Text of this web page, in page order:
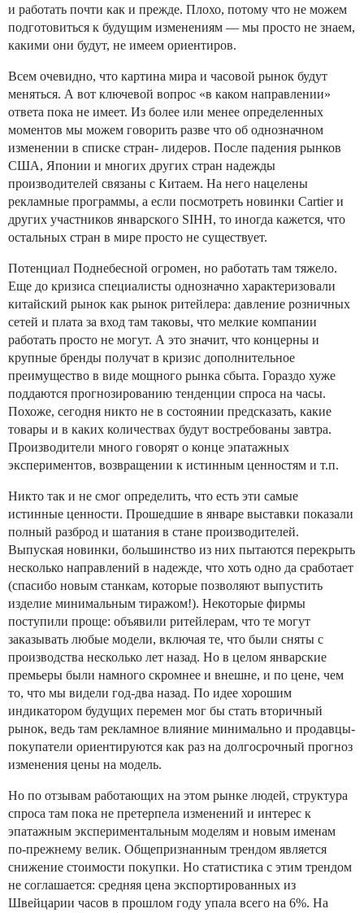
и работать почти как и прежде. Плохо, потому что не можем
подготовиться к будущим изменениям — мы просто не знаем,
какими они будут, не имеем ориентиров.
Всем очевидно, что картина мира и часовой рынок будут
меняться. А вот ключевой вопрос «в каком направлении»
ответа пока не имеет. Из более или менее определенных
моментов мы можем говорить разве что об однозначном
изменении в списке стран- лидеров. После падения рынков
США, Японии и многих других стран надежды
производителей связаны с Китаем. На него нацелены
рекламные программы, а если посмотреть новинки Cartier и
других участников январского SIHH, то иногда кажется, что
остальных стран в мире просто не существует.
Потенциал Поднебесной огромен, но работать там тяжело.
Еще до кризиса специалисты однозначно характеризовали
китайский рынок как рынок ритейлера: давление розничных
сетей и плата за вход там таковы, что мелкие компании
работать просто не могут. А это значит, что концерны и
крупные бренды получат в кризис дополнительное
преимущество в виде мощного рынка сбыта. Гораздо хуже
поддаются прогнозированию тенденции спроса на часы.
Похоже, сегодня никто не в состоянии предсказать, какие
товары и в каких количествах будут востребованы завтра.
Производители много говорят о конце эпатажных
экспериментов, возвращении к истинным ценностям и т.п.
Никто так и не смог определить, что есть эти самые
истинные ценности. Прошедшие в январе выставки показали
полный разброд и шатания в стане производителей.
Выпуская новинки, большинство из них пытаются перекрыть
несколько направлений в надежде, что хоть одно да сработает
(спасибо новым станкам, которые позволяют выпустить
изделие минимальным тиражом!). Некоторые фирмы
поступили проще: объявили ритейлерам, что те могут
заказывать любые модели, включая те, что были сняты с
производства несколько лет назад. Но в целом январские
премьеры были намного скромнее и внешне, и по цене, чем
то, что мы видели год-два назад. По идее хорошим
индикатором будущих перемен мог бы стать вторичный
рынок, ведь там рекламное влияние минимально и продавцы-
покупатели ориентируются как раз на долгосрочный прогноз
изменения цены на модель.
Но по отзывам работающих на этом рынке людей, структура
спроса там пока не претерпела изменений и интерес к
эпатажным экспериментальным моделям и новым именам
по-прежнему велик. Общепризнанным трендом является
снижение стоимости покупки. Но статистика с этим трендом
не соглашается: средняя цена экспортированных из
Швейцарии часов в прошлом году упала всего на 6%. На